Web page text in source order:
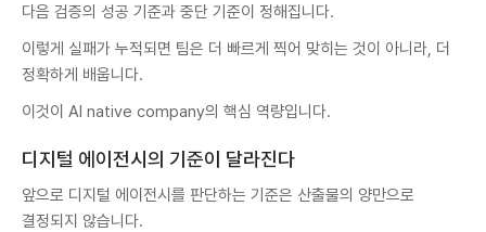
다음 검증의 성공 기준과 중단 기준이 정해집니다.
이렇게 실패가 누적되면 팀은 더 빠르게 찍어 맞히는 것이 아니라, 더
정확하게 배웁니다.
이것이 AI native company의 핵심 역량입니다.
디지털 에이전시의 기준이 달라진다
앞으로 디지털 에이전시를 판단하는 기준은 산출물의 양만으로
결정되지 않습니다.